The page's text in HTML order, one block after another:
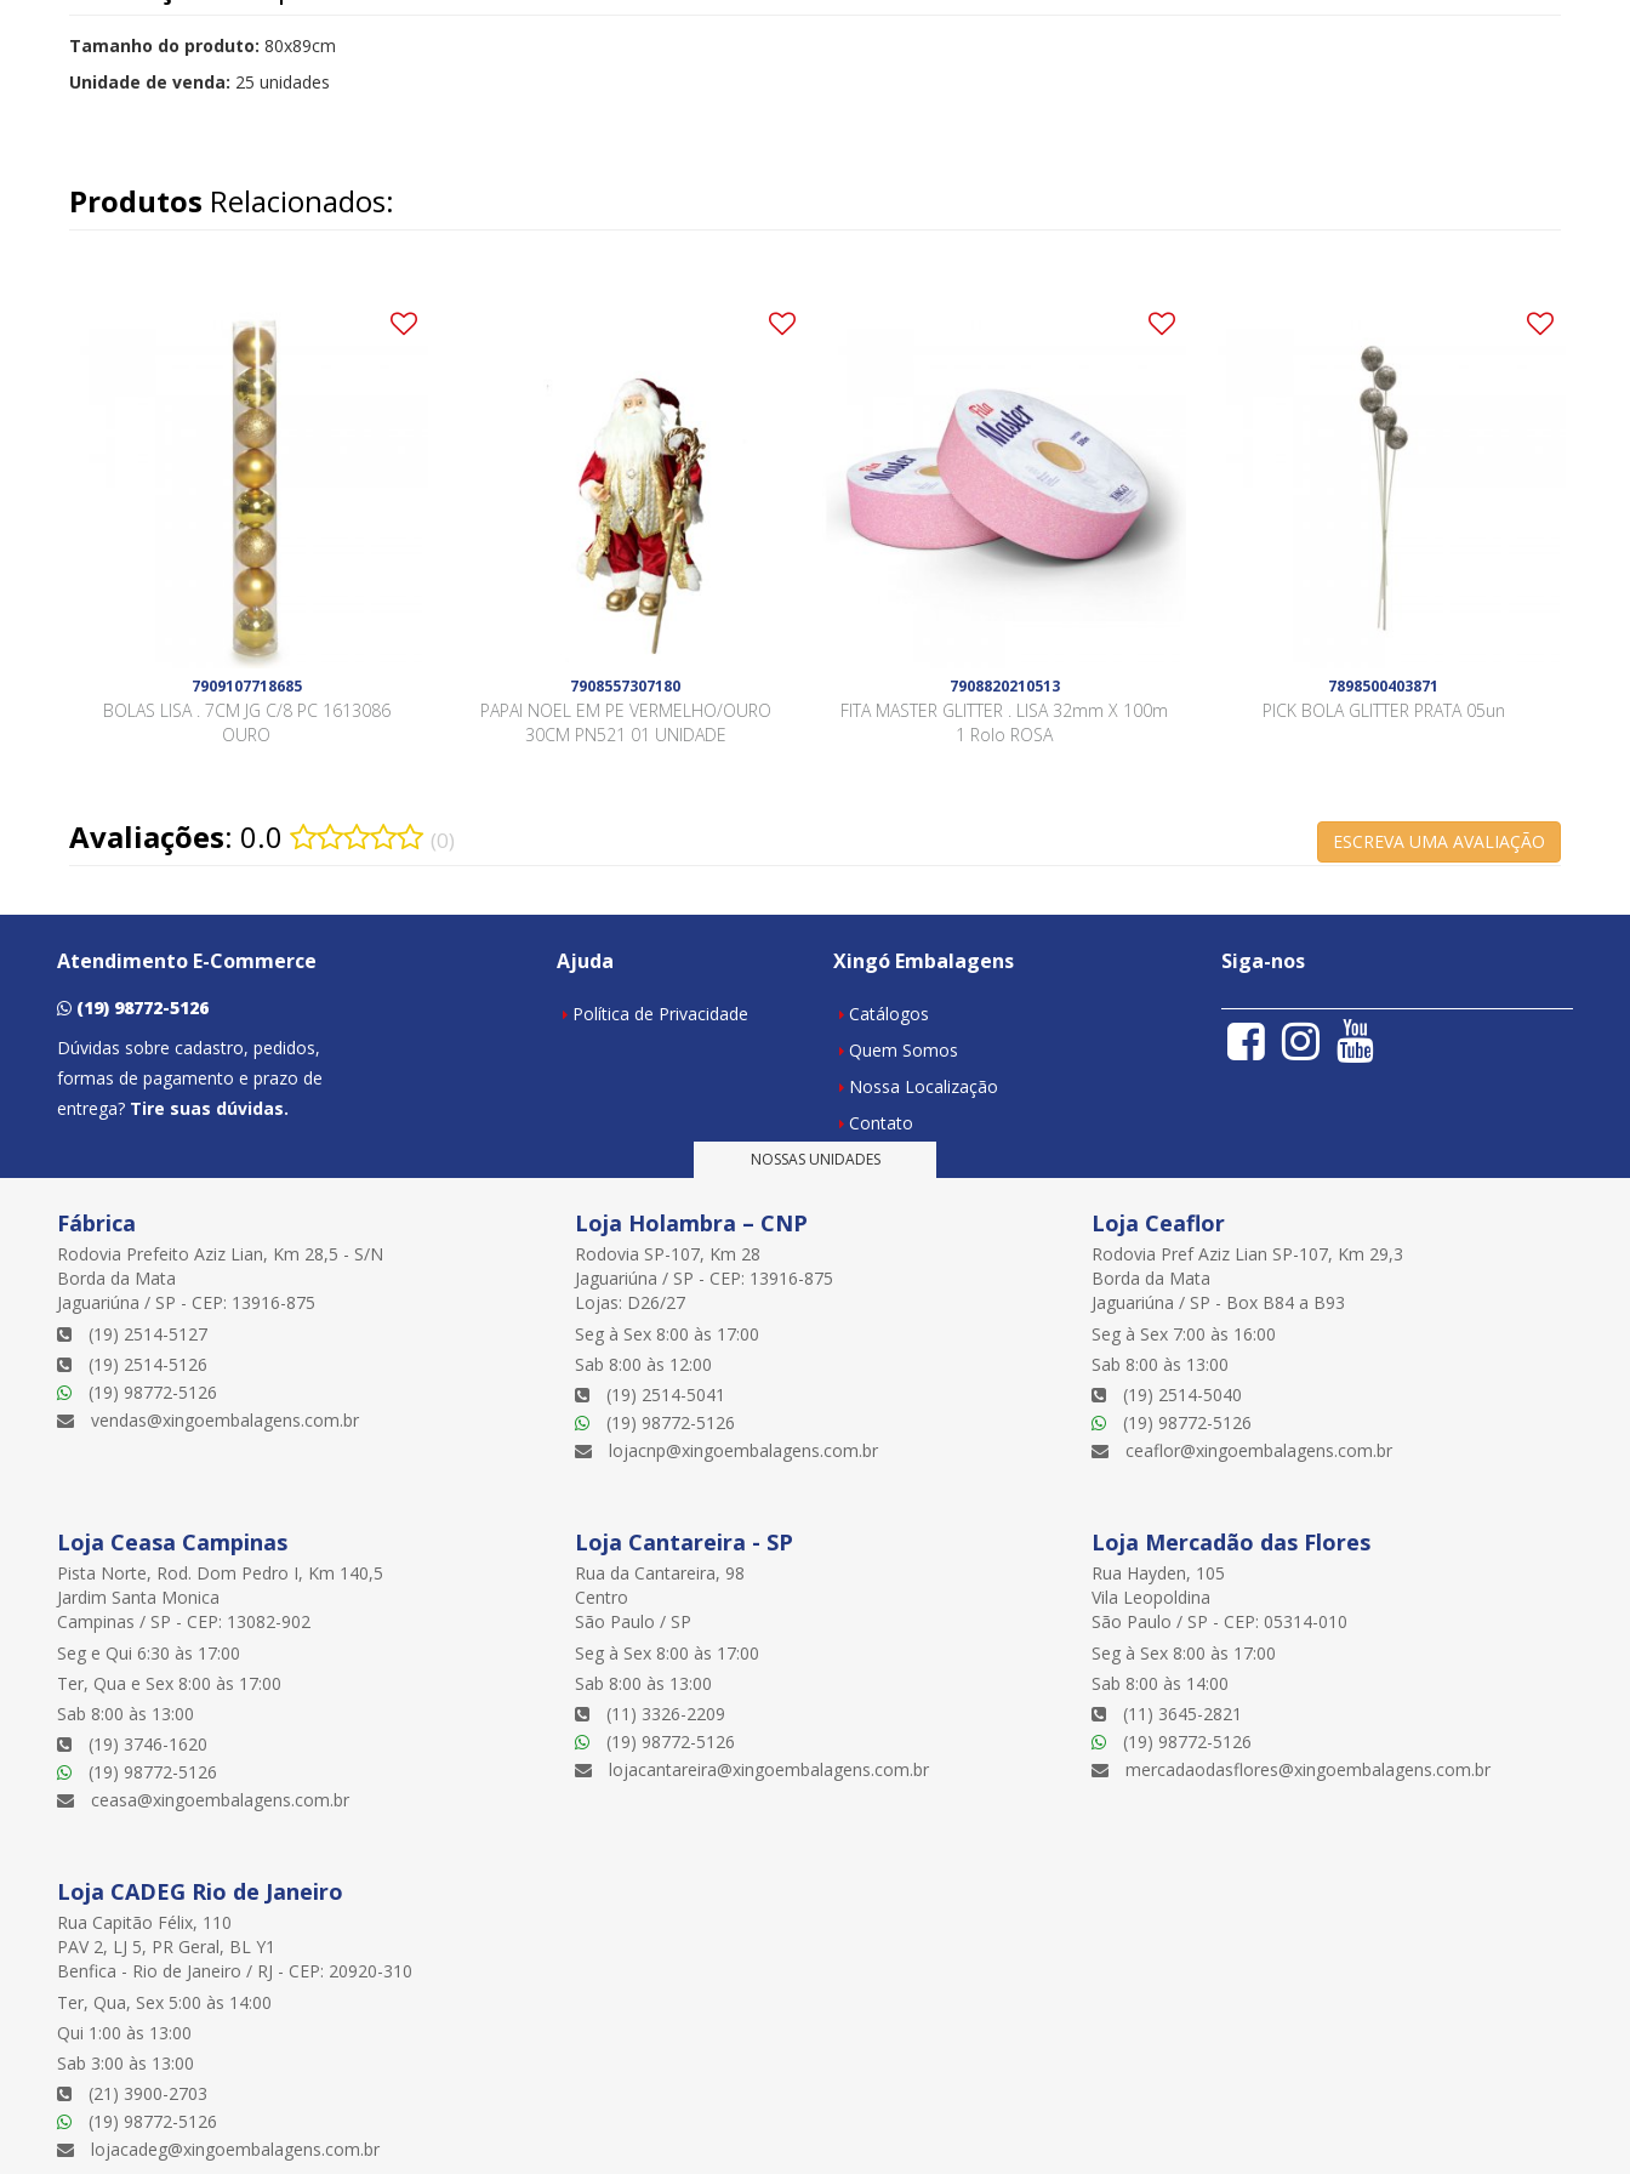
Tamanho do produto: 80x89cm
Unidade de venda: 25 unidades
Produtos Relacionados:
7909107718685
BOLAS LISA . 7CM JG C/8 PC 1613086
OURO
7908557307180
PAPAI NOEL EM PE VERMELHO/OURO
30CM PN521 01 UNIDADE
7908820210513
FITA MASTER GLITTER . LISA 32mm X 100m
1 Rolo ROSA
7898500403871
PICK BOLA GLITTER PRATA 05un
Avaliações: 0.0 (0) ESCREVA UMA AVALIAÇÃO
Atendimento E-Commerce
(19) 98772-5126
Dúvidas sobre cadastro, pedidos,
formas de pagamento e prazo de
entrega? Tire suas dúvidas.
Ajuda
Política de Privacidade
Xingó Embalagens
Catálogos
Quem Somos
Nossa Localização
Contato
Siga-nos
NOSSAS UNIDADES
Fábrica
Rodovia Prefeito Aziz Lian, Km 28,5 - S/N
Borda da Mata
Jaguariúna / SP - CEP: 13916-875
(19) 2514-5127
(19) 2514-5126
(19) 98772-5126
vendas@xingoembalagens.com.br
Loja Holambra – CNP
Rodovia SP-107, Km 28
Jaguariúna / SP - CEP: 13916-875
Lojas: D26/27
Seg à Sex 8:00 às 17:00
Sab 8:00 às 12:00
(19) 2514-5041
(19) 98772-5126
lojacnp@xingoembalagens.com.br
Loja Ceaflor
Rodovia Pref Aziz Lian SP-107, Km 29,3
Borda da Mata
Jaguariúna / SP - Box B84 a B93
Seg à Sex 7:00 às 16:00
Sab 8:00 às 13:00
(19) 2514-5040
(19) 98772-5126
ceaflor@xingoembalagens.com.br
Loja Ceasa Campinas
Pista Norte, Rod. Dom Pedro I, Km 140,5
Jardim Santa Monica
Campinas / SP - CEP: 13082-902
Seg e Qui 6:30 às 17:00
Ter, Qua e Sex 8:00 às 17:00
Sab 8:00 às 13:00
(19) 3746-1620
(19) 98772-5126
ceasa@xingoembalagens.com.br
Loja Cantareira - SP
Rua da Cantareira, 98
Centro
São Paulo / SP
Seg à Sex 8:00 às 17:00
Sab 8:00 às 13:00
(11) 3326-2209
(19) 98772-5126
lojacantareira@xingoembalagens.com.br
Loja Mercadão das Flores
Rua Hayden, 105
Vila Leopoldina
São Paulo / SP - CEP: 05314-010
Seg à Sex 8:00 às 17:00
Sab 8:00 às 14:00
(11) 3645-2821
(19) 98772-5126
mercadaodasflores@xingoembalagens.com.br
Loja CADEG Rio de Janeiro
Rua Capitão Félix, 110
PAV 2, LJ 5, PR Geral, BL Y1
Benfica - Rio de Janeiro / RJ - CEP: 20920-310
Ter, Qua, Sex 5:00 às 14:00
Qui 1:00 às 13:00
Sab 3:00 às 13:00
(21) 3900-2703
(19) 98772-5126
lojacadeg@xingoembalagens.com.br